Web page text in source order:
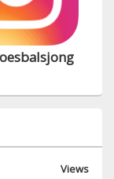
Views